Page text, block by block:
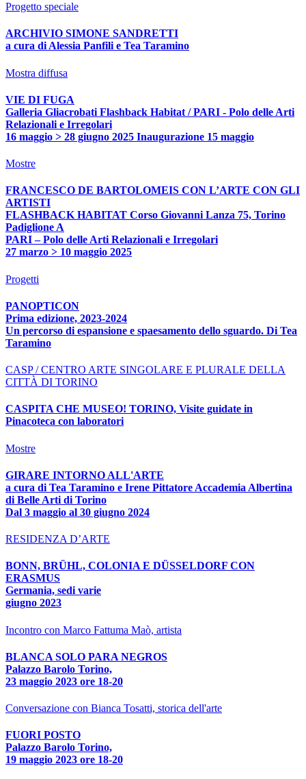
Progetto speciale
ARCHIVIO SIMONE SANDRETTI
a cura di Alessia Panfili e Tea Taramino
Mostra diffusa
VIE DI FUGA
Galleria Gliacrobati Flashback Habitat / PARI - Polo delle Arti
Relazionali e Irregolari
16 maggio > 28 giugno 2025 Inaugurazione 15 maggio
Mostre
FRANCESCO DE BARTOLOMEIS CON L’ARTE CON GLI
ARTISTI
FLASHBACK HABITAT Corso Giovanni Lanza 75, Torino
Padiglione A
PARI – Polo delle Arti Relazionali e Irregolari
27 marzo > 10 maggio 2025
Progetti
PANOPTICON
Prima edizione, 2023-2024
Un percorso di espansione e spaesamento dello sguardo. Di Tea
Taramino
CASP / CENTRO ARTE SINGOLARE E PLURALE DELLA
CITTÀ DI TORINO
CASPITA CHE MUSEO! TORINO, Visite guidate in
Pinacoteca con laboratori
Mostre
GIRARE INTORNO ALL'ARTE
a cura di Tea Taramino e Irene Pittatore Accademia Albertina
di Belle Arti di Torino
Dal 3 maggio al 30 giugno 2024
RESIDENZA D’ARTE
BONN, BRÜHL, COLONIA E DÜSSELDORF CON
ERASMUS
Germania, sedi varie
giugno 2023
Incontro con Marco Fattuma Maò, artista
BLANCA SOLO PARA NEGROS
Palazzo Barolo Torino,
23 maggio 2023 ore 18-20
Conversazione con Bianca Tosatti, storica dell'arte
FUORI POSTO
Palazzo Barolo Torino,
19 maggio 2023 ore 18-20